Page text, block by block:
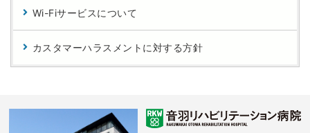
Wi-Fiサービスについて
カスタマーハラスメントに対する方針